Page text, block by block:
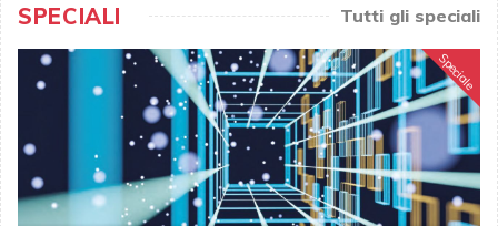
SPECIALI Tutti gli speciali
Speciale